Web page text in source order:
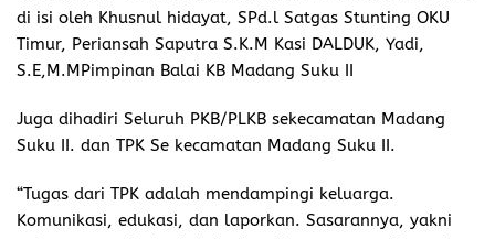
di isi oleh Khusnul hidayat, SPd.l Satgas Stunting OKU
Timur, Periansah Saputra S.K.M Kasi DALDUK, Yadi,
S.E,M.MPimpinan Balai KB Madang Suku II
Juga dihadiri Seluruh PKB/PLKB sekecamatan Madang
Suku II. dan TPK Se kecamatan Madang Suku II.
“Tugas dari TPK adalah mendampingi keluarga.
Komunikasi, edukasi, dan laporkan. Sasarannya, yakni